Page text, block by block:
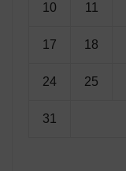
10 11
17 18
24 25
31